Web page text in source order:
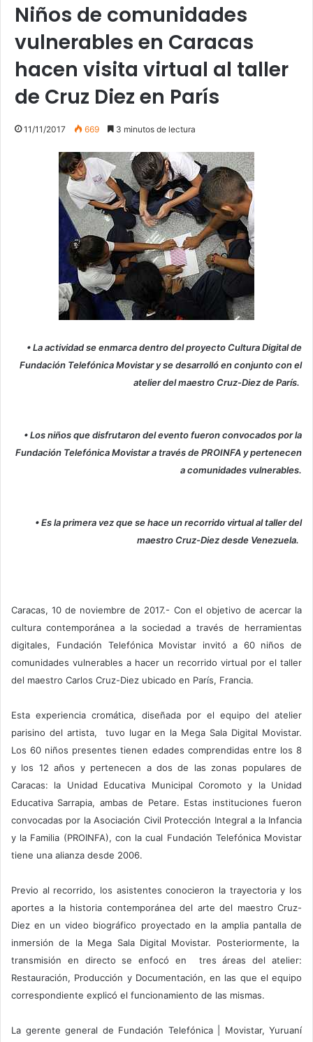
Niños de comunidades
vulnerables en Caracas
hacen visita virtual al taller
de Cruz Diez en París
11/11/2017 669 3 minutos de lectura
• La actividad se enmarca dentro del proyecto Cultura Digital de
Fundación Telefónica Movistar y se desarrolló en conjunto con el
atelier del maestro Cruz-Diez de París.
• Los niños que disfrutaron del evento fueron convocados por la
Fundación Telefónica Movistar a través de PROINFA y pertenecen
a comunidades vulnerables.
• Es la primera vez que se hace un recorrido virtual al taller del
maestro Cruz-Diez desde Venezuela.
Caracas, 10 de noviembre de 2017.- Con el objetivo de acercar la
cultura contemporánea a la sociedad a través de herramientas
digitales, Fundación Telefónica Movistar invitó a 60 niños de
comunidades vulnerables a hacer un recorrido virtual por el taller
del maestro Carlos Cruz-Diez ubicado en París, Francia.
Esta experiencia cromática, diseñada por el equipo del atelier
parisino del artista, tuvo lugar en la Mega Sala Digital Movistar.
Los 60 niños presentes tienen edades comprendidas entre los 8
y los 12 años y pertenecen a dos de las zonas populares de
Caracas: la Unidad Educativa Municipal Coromoto y la Unidad
Educativa Sarrapia, ambas de Petare. Estas instituciones fueron
convocadas por la Asociación Civil Protección Integral a la Infancia
y la Familia (PROINFA), con la cual Fundación Telefónica Movistar
tiene una alianza desde 2006.
Previo al recorrido, los asistentes conocieron la trayectoria y los
aportes a la historia contemporánea del arte del maestro Cruz-
Diez en un video biográfico proyectado en la amplia pantalla de
inmersión de la Mega Sala Digital Movistar. Posteriormente, la
transmisión en directo se enfocó en tres áreas del atelier:
Restauración, Producción y Documentación, en las que el equipo
correspondiente explicó el funcionamiento de las mismas.
La gerente general de Fundación Telefónica | Movistar, Yuruaní